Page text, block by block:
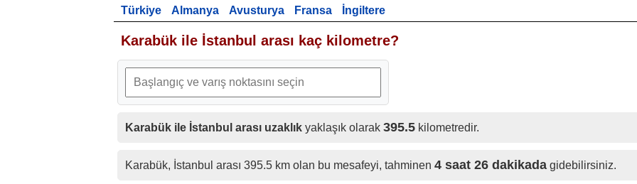
Türkiye Almanya Avusturya Fransa İngiltere
Karabük ile İstanbul arası kaç kilometre?
Karabük ile İstanbul arası uzaklık yaklaşık olarak 395.5 kilometredir.
Karabük, İstanbul arası 395.5 km olan bu mesafeyi, tahminen 4 saat 26 dakikada gidebilirsiniz.